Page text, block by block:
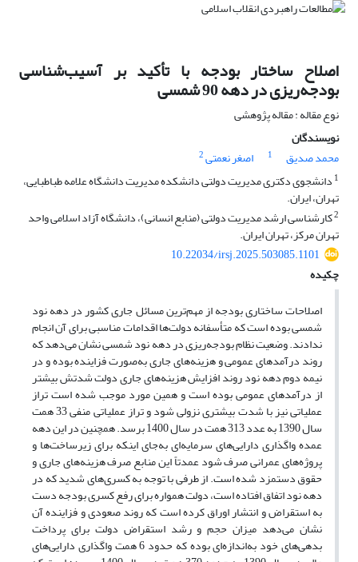
اصلاح ساختار بودجه با تأکید بر آسیب‌شناسی
بودجه‌ریزی در دهه 90 شمسی
نوع مقاله : مقاله پژوهشی
نویسندگان
محمد صدیق
1 اصغر نعمتی2
1 دانشجوی دکتری مدیریت دولتی دانشکده مدیریت دانشگاه علامه طباطبایی،
تهران، ایران.
2کارشناسی ارشد مدیریت دولتی (منابع انسانی)، دانشگاه آزاد اسلامی واحد
تهران مرکز، تهران ایران.
10.22034/irsj.2025.503085.1101
چکیده
اصلاحات ساختاری بودجه از مهم‌ترین مسائل جاری کشور در دهه نود
شمسی بوده است که متأسفانه دولت‌ها اقدامات مناسبی برای آن انجام
ندادند. وضعیت نظام بودجه‌ریزی در دهه نود شمسی نشان می‌دهد که
روند درآمدهای عمومی و هزینه‌های جاری به‌صورت فزاینده بوده و در
نیمه دوم دهه نود روند افزایش هزینه‌های جاری دولت شدتش بیشتر
از درآمدهای عمومی بوده است و همین مورد موجب شده است تراز
عملیاتی نیز با شدت بیشتری نزولی شود و تراز عملیاتی منفی 33 همت
سال 1390 به عدد 313 همت در سال 1400 برسد. همچنین در این دهه
عمده واگذاری دارایی‌های سرمایه‌ای به‌جای اینکه برای زیرساخت‌ها و
پروژه‌های عمرانی صرف شود عمدتاً این منابع صرف هزینه‌های جاری و
حقوق دستمزد شده است. از طرفی با توجه به کسری‌های شدید که در
دهه نود اتفاق افتاده است، دولت همواره برای رفع کسری بودجه دست
به استقراض و انتشار اوراق کرده است که روند صعودی و فزاینده آن
نشان می‌دهد میزان حجم و رشد استقراض دولت برای پرداخت
بدهی‌های خود به‌اندازه‌ای بوده که حدود 6 همت واگذاری دارایی‌های